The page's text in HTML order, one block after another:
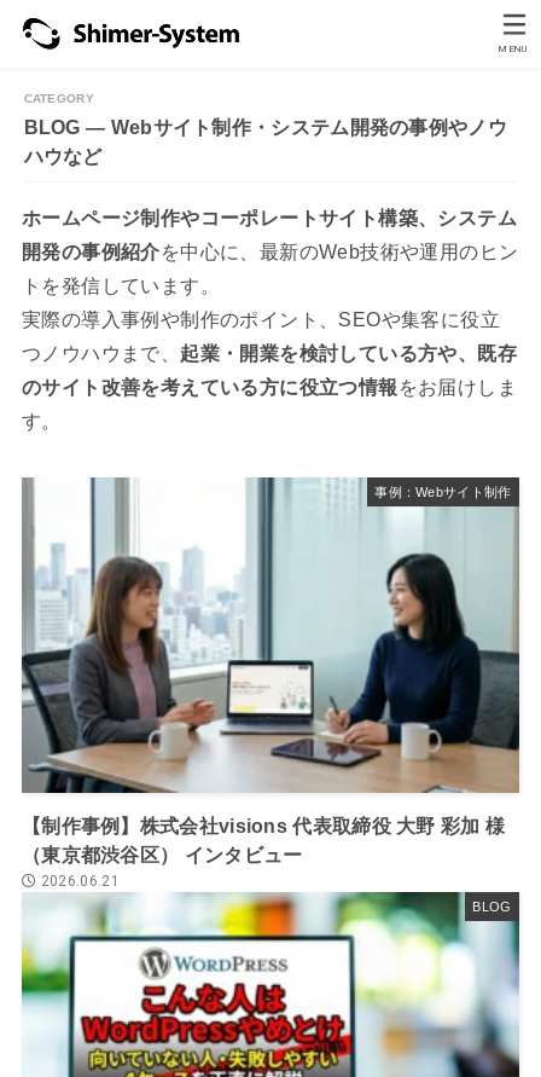
MENU
BLOG ― Webサイト制作・システム開発の事例やノウ
ハウなど
ホームページ制作やコーポレートサイト構築、システム
開発の事例紹介を中心に、最新のWeb技術や運用のヒン
トを発信しています。
実際の導入事例や制作のポイント、SEOや集客に役立
つノウハウまで、 起業・開業を検討している方や、既存
のサイト改善を考えている方に役立つ情報 をお届けしま
す。
事例：Webサイト制作
【制作事例】株式会社visions 代表取締役 大野 彩加 様
（東京都渋谷区） インタビュー
2026.06.21
BLOG